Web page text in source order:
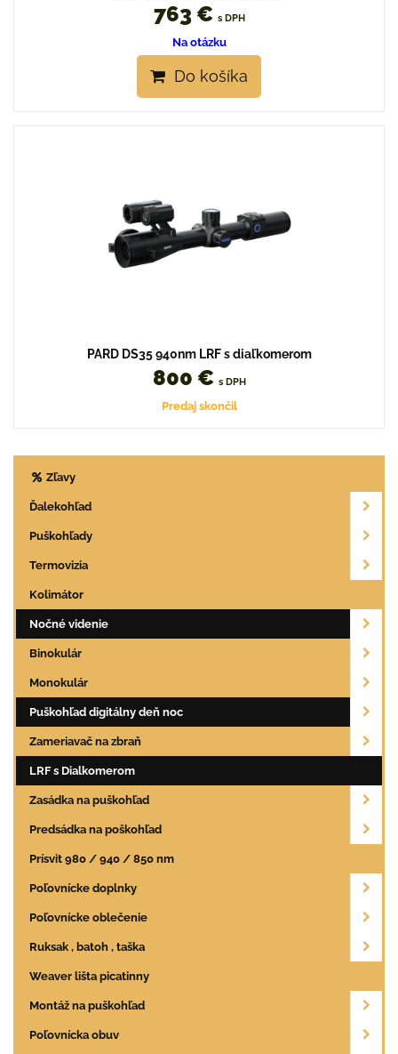
763 € s DPH
Na otázku
Do košíka
PARD DS35 940nm LRF s diaľkomerom
800 € s DPH
Predaj skončil
Zľavy
Ďalekohľad
Puškohľady
Termovizia
Kolimátor
Nočné videnie
Binokulár
Monokulár
Puškohľad digitálny deň noc
Zameriavač na zbraň
LRF s Dialkomerom
Zasádka na puškohľad
Predsádka na poškohľad
Prísvit 980 / 940 / 850 nm
Poľovnícke doplnky
Poľovnícke oblečenie
Ruksak , batoh , taška
Weaver lišta picatinny
Montáž na puškohľad
Poľovnícka obuv